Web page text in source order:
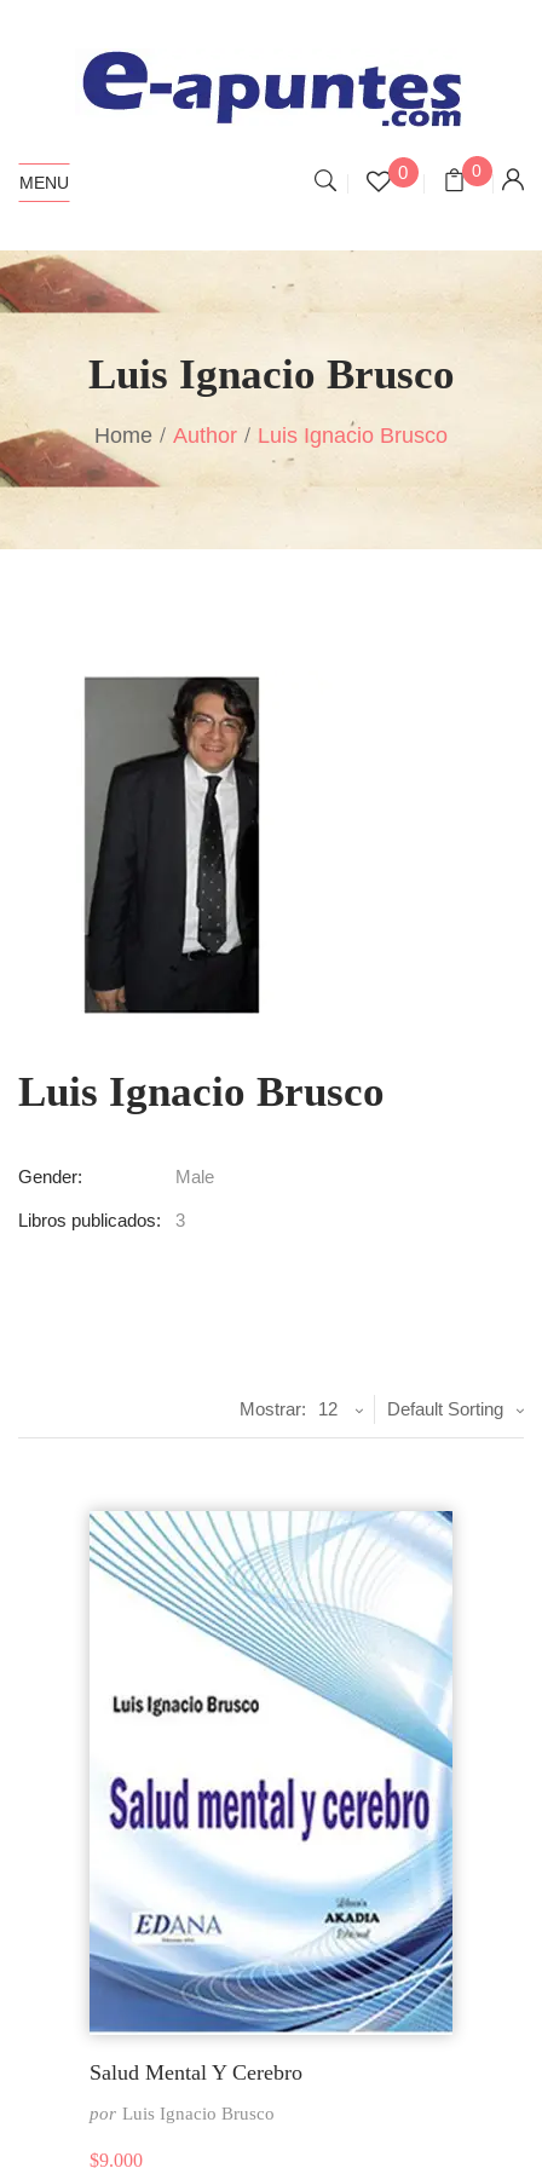
MENU 0 0
Luis Ignacio Brusco
Home Author Luis Ignacio Brusco
Luis Ignacio Brusco
Gender: Male
Libros publicados: 3
Default Sorting
Mostrar: 12
Salud Mental Y Cerebro
por Luis Ignacio Brusco
$9.000